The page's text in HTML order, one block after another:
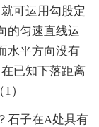
可运用勾股定
的匀速直线运
水平方向没有
已知下落距离
）
子在A处具有